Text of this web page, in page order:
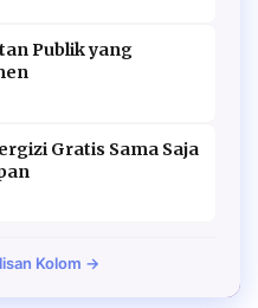
Publik yang
Gratis Sama Saja
Kolom →